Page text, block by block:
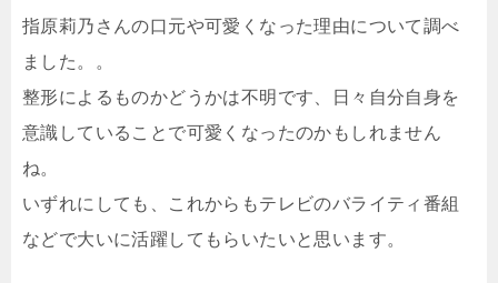
指原莉乃さんの口元や可愛くなった理由について調べ
ました。。
整形によるものかどうかは不明です、日々自分自身を
意識していることで可愛くなったのかもしれません
ね。
いずれにしても、これからもテレビのバライティ番組
などで大いに活躍してもらいたいと思います。